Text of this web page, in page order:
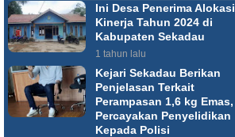
Ini Desa Penerima Alokasi
Kinerja Tahun 2024 di
Kabupaten Sekadau
1 tahun lalu
Kejari Sekadau Berikan
Penjelasan Terkait
Perampasan 1,6 kg Emas,
Percayakan Penyelidikan
Kepada Polisi